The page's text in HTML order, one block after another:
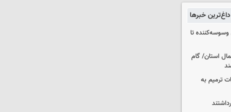
داغ‌ترین خبرها
تا
در شمال استان/ گام
عملیات ترمیم به